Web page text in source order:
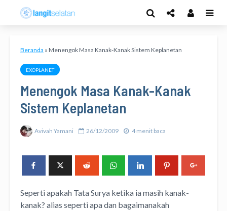
Beranda » Menengok Masa Kanak-Kanak Sistem Keplanetan
EXOPLANET
Menengok Masa Kanak-Kanak
Sistem Keplanetan
Avivah Yamani 26/12/2009 4 menit baca
Seperti apakah Tata Surya ketika ia masih kanak-
kanak? alias seperti apa dan bagaimanakah